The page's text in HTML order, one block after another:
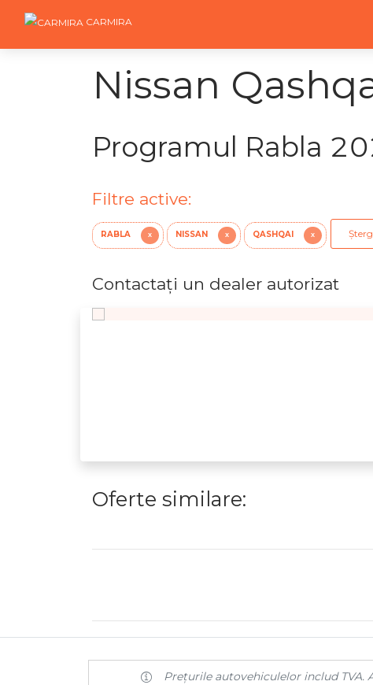
CARMIRA
Nissan
Programul Rabla
Filtre active:
RABLA X NISSAN X QASHQAI X
Contactaţi un dealer autorizat
Oferte similare:
Prețurile autovehiculelor includ